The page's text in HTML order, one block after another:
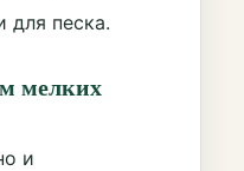
для песка.
мелких
и